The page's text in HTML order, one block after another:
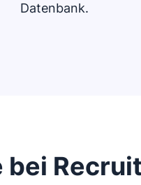
Datenbank.
bei